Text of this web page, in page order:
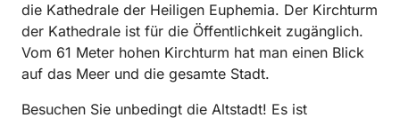
die Kathedrale der Heiligen Euphemia. Der Kirchturm
der Kathedrale ist für die Öffentlichkeit zugänglich.
Vom 61 Meter hohen Kirchturm hat man einen Blick
auf das Meer und die gesamte Stadt.
Besuchen Sie unbedingt die Altstadt! Es ist